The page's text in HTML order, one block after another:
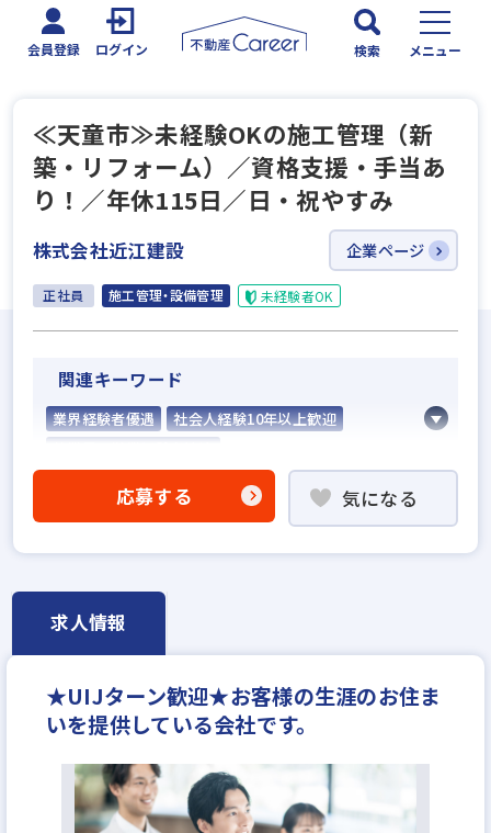
会員登録 ログイン 検索 メニュー
≪天童市≫未経験OKの施工管理（新
築・リフォーム）／資格支援・手当あ
り！／年休115日／日・祝やすみ
株式会社近江建設 企業ページ
正社員 施工管理・設備管理 未経験者OK
関連キーワード
業界経験者優遇
社会人経験10年以上歓迎
高級賃貸仲介営業の経験者歓迎
資格支援制度あり
残業少ない
完全週休2日
応募する 気になる
求人情報
★UIJターン歓迎★お客様の生涯のお住ま
いを提供している会社です。